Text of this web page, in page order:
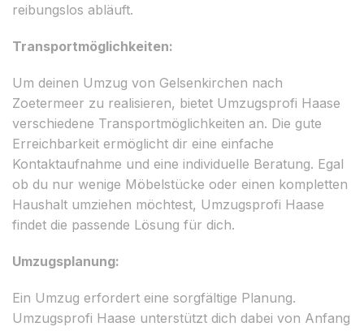
reibungslos abläuft.
Transportmöglichkeiten:
Um deinen Umzug von Gelsenkirchen nach
Zoetermeer zu realisieren, bietet Umzugsprofi Haase
verschiedene Transportmöglichkeiten an. Die gute
Erreichbarkeit ermöglicht dir eine einfache
Kontaktaufnahme und eine individuelle Beratung. Egal
ob du nur wenige Möbelstücke oder einen kompletten
Haushalt umziehen möchtest, Umzugsprofi Haase
findet die passende Lösung für dich.
Umzugsplanung:
Ein Umzug erfordert eine sorgfältige Planung.
Umzugsprofi Haase unterstützt dich dabei von Anfang